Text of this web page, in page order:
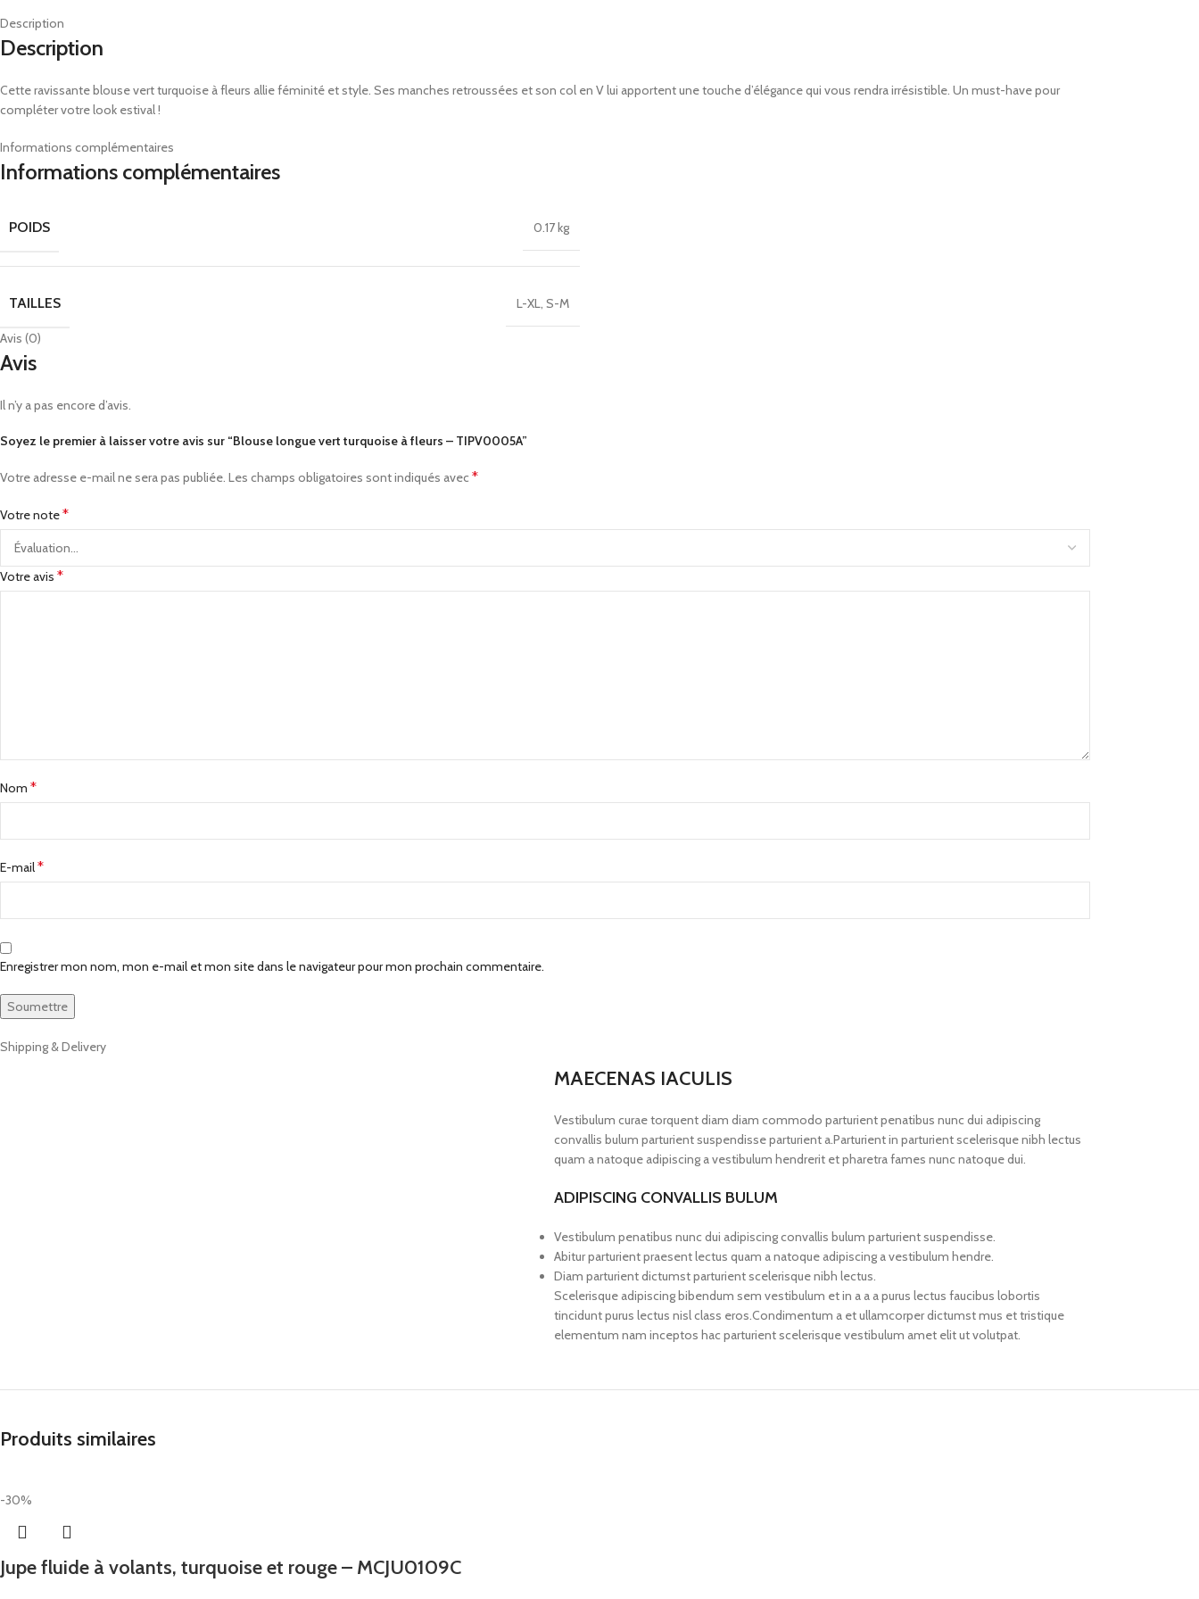
Description
Description
Cette ravissante blouse vert turquoise à fleurs allie féminité et style. Ses manches retroussées et son col en V lui apportent une touche d’élégance qui vous rendra irrésistible. Un must-have pour
compléter votre look estival !
Informations complémentaires
Informations complémentaires
POIDS 0.17 kg
TAILLES L-XL, S-M
Avis (0)
Avis
Il n’y a pas encore d’avis.
Soyez le premier à laisser votre avis sur “Blouse longue vert turquoise à fleurs – TIPV0005A”
Votre adresse e-mail ne sera pas publiée. Les champs obligatoires sont indiqués avec *
Votre note*
Votre avis *
Nom *
E-mail*
Enregistrer mon nom, mon e-mail et mon site dans le navigateur pour mon prochain commentaire.
Shipping & Delivery
MAECENAS IACULIS
Vestibulum curae torquent diam diam commodo parturient penatibus nunc dui adipiscing
convallis bulum parturient suspendisse parturient a.Parturient in parturient scelerisque nibh lectus
quam a natoque adipiscing a vestibulum hendrerit et pharetra fames nunc natoque dui.
ADIPISCING CONVALLIS BULUM
Vestibulum penatibus nunc dui adipiscing convallis bulum parturient suspendisse.
Abitur parturient praesent lectus quam a natoque adipiscing a vestibulum hendre.
Diam parturient dictumst parturient scelerisque nibh lectus.
Scelerisque adipiscing bibendum sem vestibulum et in a a a purus lectus faucibus lobortis
tincidunt purus lectus nisl class eros.Condimentum a et ullamcorper dictumst mus et tristique
elementum nam inceptos hac parturient scelerisque vestibulum amet elit ut volutpat.
Produits similaires
-30%
Jupe fluide à volants, turquoise et rouge – MCJU0109C